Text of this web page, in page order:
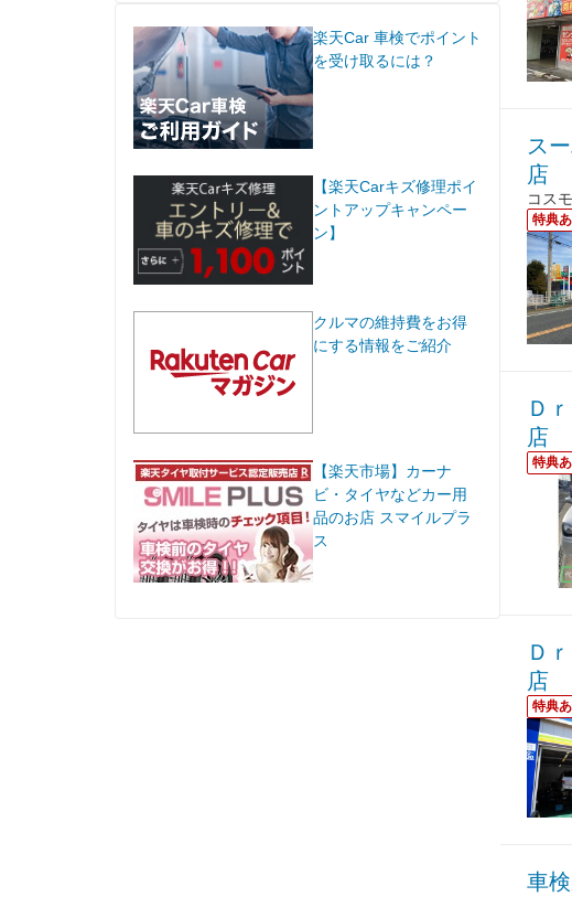
楽天Car 車検でポイント
を受け取るには？
【楽天Carキズ修理ポイ
ントアップキャンペー
ン】
クルマの維持費をお得
にする情報をご紹介
【楽天市場】カーナ
ビ・タイヤなどカー用
品のお店 スマイルプラ
ス
ス
店
コス
特典
Ｄ
店
特典
Ｄ
店
特典
車